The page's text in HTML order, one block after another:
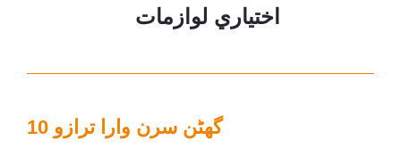
اختياري لوازمات
10 گھڻن سرن وارا ترازو